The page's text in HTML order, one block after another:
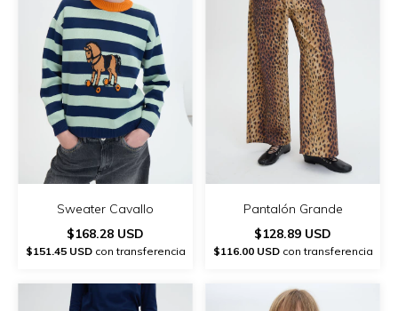
Sweater Cavallo
$168.28 USD
$151.45 USDcon transferencia
Pantalón Grande
$128.89 USD
$116.00 USDcon transferencia